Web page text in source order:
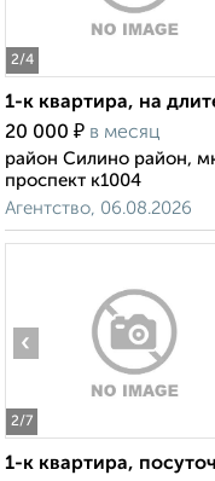
2/4
1-к квартира, на
20 000 ₽ в месяц
район Силино район,
проспект к1004
Агентство, 06.08.2026
2/7
‹
1-к квартира,